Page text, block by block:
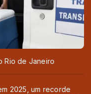
Rio de Janeiro
2025, um recorde